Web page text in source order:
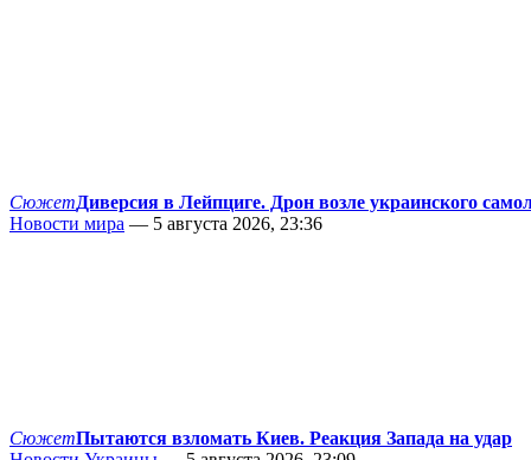
СюжетДиверсия в Лейпциге. Дрон возле украинского
Новости мира — 5 августа 2026, 23:36
СюжетПытаются взломать Киев. Реакция Запада на удар